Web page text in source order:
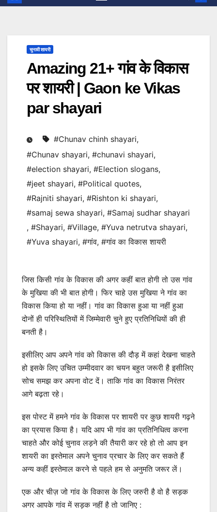
चुनावी शायरी
Amazing 21+ गांव के विकास
पर शायरी | Gaon ke Vikas
par shayari
#Chunav chinh shayari,
#Chunav shayari, #chunavi shayari,
#election shayari, #Election slogans,
#jeet shayari, #Political quotes,
#Rajniti shayari, #Rishton ki shayari,
#samaj sewa shayari, #Samaj sudhar shayari
, #Shayari, #Village, #Yuva netrutva shayari,
#Yuva shayari, #गांव, #गांव का विकास शायरी
जिस किसी गांव के विकास की अगर कहीं बात होगी तो उस गांव
के मुखिया की भी बात होगी। फिर चाहे उस मुखिया ने गांव का
विकास किया हो या नहीं। गांव का विकास हुआ या नहीं हुआ
दोनों ही परिस्थितियों में जिम्मेवारी चुने हुए प्रतिनिधियों की ही
बनती है।
इसीलिए आप अपने गांव को विकास की दौड़ में कहां देखना चाहते
हो इसके लिए उचित उम्मीदवार का चयन बहुत जरूरी है इसीलिए
सोच समझ कर अपना वोट दें। ताकि गांव का विकास निरंतर
आगे बढ़ता रहे।
इस पोस्ट में हमने गांव के विकास पर शायरी पर कुछ शायरी गढ़ने
का प्रयास किया है। यदि आप भी गांव का प्रतिनिधित्व करना
चाहते और कोई चुनाव लड़ने की तैयारी कर रहे हो तो आप इन
शायरी का इस्तेमाल अपने चुनाव प्रचार के लिए कर सकते हैं
अन्य कहीं इस्तेमाल करने से पहले हम से अनुमति जरूर लें।
एक और चीज़ जो गांव के विकास के लिए जरुरी है वो है सड़क
अगर आपके गांव में सड़क नहीं है तो जानिए :